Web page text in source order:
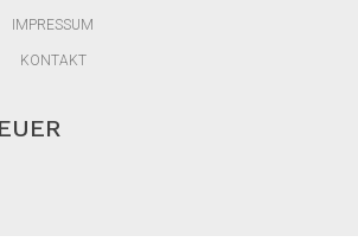
IMPRESSUM
KONTAKT